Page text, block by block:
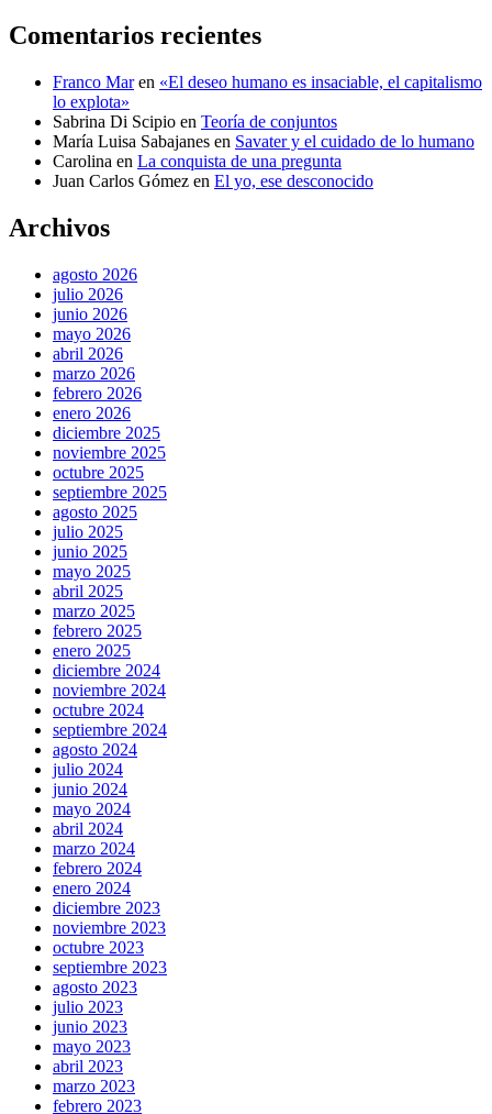
Comentarios recientes
Franco Maren «El deseo humano es insaciable, el capitalismo
lo explota»
Sabrina Di Scipio en Teoría de conjuntos
María Luisa Sabajanes en Savater y el cuidado de lo humano
Carolina en La conquista de una pregunta
Juan Carlos Gómez en El yo, ese desconocido
Archivos
agosto 2026
julio 2026
junio 2026
mayo 2026
abril 2026
marzo 2026
febrero 2026
enero 2026
diciembre 2025
noviembre 2025
octubre 2025
septiembre 2025
agosto 2025
julio 2025
junio 2025
mayo 2025
abril 2025
marzo 2025
febrero 2025
enero 2025
diciembre 2024
noviembre 2024
octubre 2024
septiembre 2024
agosto 2024
julio 2024
junio 2024
mayo 2024
abril 2024
marzo 2024
febrero 2024
enero 2024
diciembre 2023
noviembre 2023
octubre 2023
septiembre 2023
agosto 2023
julio 2023
junio 2023
mayo 2023
abril 2023
marzo 2023
febrero 2023